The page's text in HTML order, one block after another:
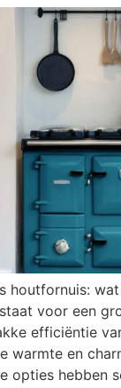
houtfornuis:
voor een
efficiëntie
warmte en
opties hebben